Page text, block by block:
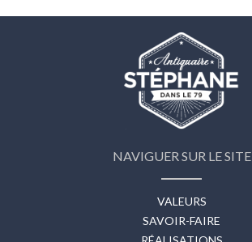
NAVIGUER SUR LE SITE
VALEURS
SAVOIR-FAIRE